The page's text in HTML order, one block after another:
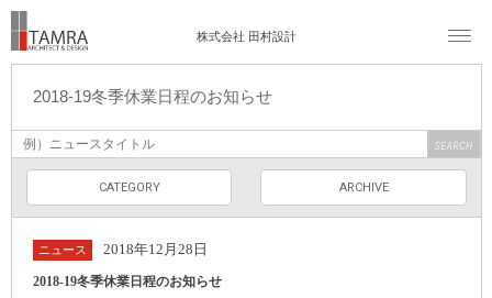
株式会社 田村設計
2018-19冬季休業日程のお知らせ
CATEGORY ARCHIVE
ニュース 2018年12月28日
2018-19冬季休業日程のお知らせ